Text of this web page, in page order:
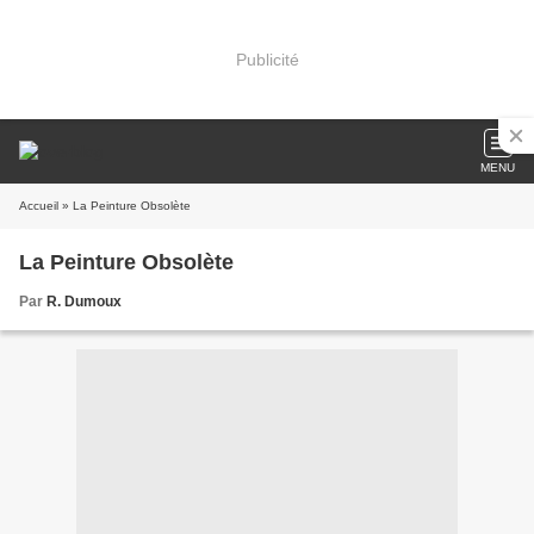
Publicité
MENU
Accueil » La Peinture Obsolète
La Peinture Obsolète
Par R. Dumoux